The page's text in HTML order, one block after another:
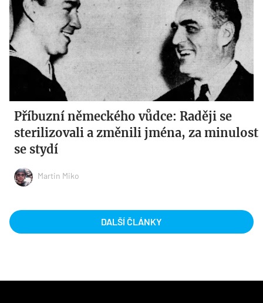
Příbuzní německého vůdce: Raději se
sterilizovali a změnili jména, za minulost
se stydí
Martin Miko
DALŠÍ ČLÁNKY